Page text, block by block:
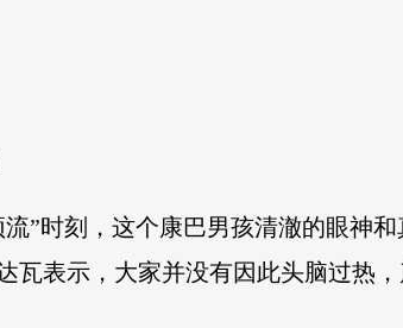
”时刻，这个康巴男孩清澈的眼神
瓦表示，大家并没有因此头脑过热